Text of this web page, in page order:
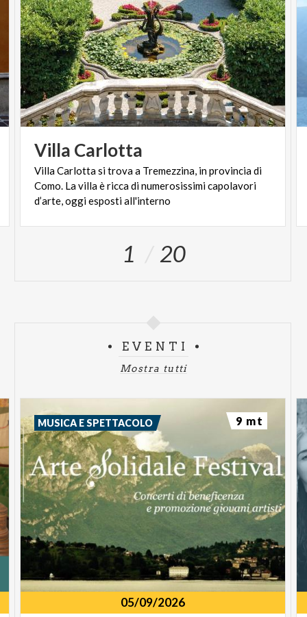
Villa Carlotta
Villa Carlotta si trova a Tremezzina, in provincia di
Como. La villa è ricca di numerosissimi capolavori
d’arte, oggi esposti all'interno
1 20
EVENTI
Mostra tutti
05/09/2026
MUSICA E SPETTACOLO 9 mt